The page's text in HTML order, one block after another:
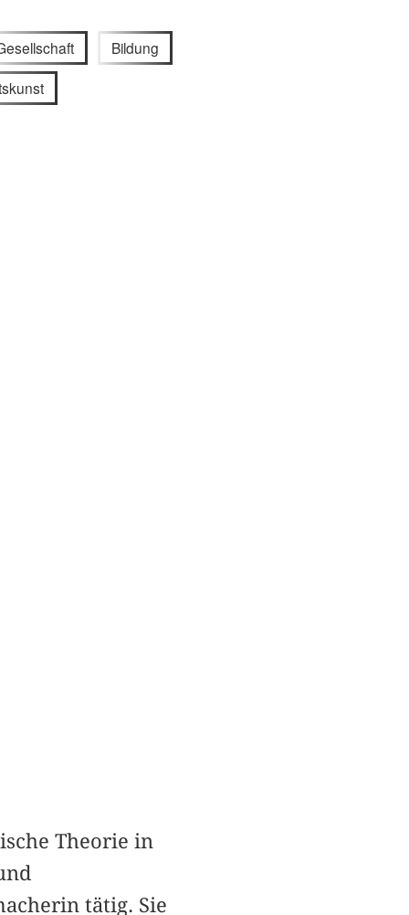
Bildung
Theorie in
tätig. Sie